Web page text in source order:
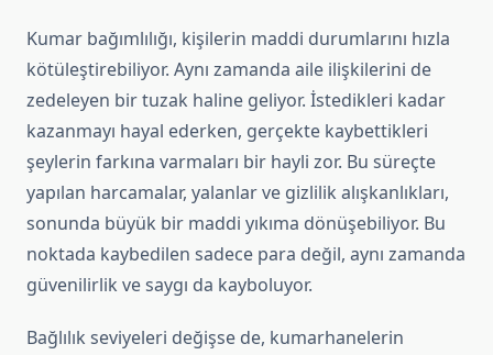
Kumar bağımlılığı, kişilerin maddi durumlarını hızla
kötüleştirebiliyor. Aynı zamanda aile ilişkilerini de
zedeleyen bir tuzak haline geliyor. İstedikleri kadar
kazanmayı hayal ederken, gerçekte kaybettikleri
şeylerin farkına varmaları bir hayli zor. Bu süreçte
yapılan harcamalar, yalanlar ve gizlilik alışkanlıkları,
sonunda büyük bir maddi yıkıma dönüşebiliyor. Bu
noktada kaybedilen sadece para değil, aynı zamanda
güvenilirlik ve saygı da kayboluyor.
Bağlılık seviyeleri değişse de, kumarhanelerin